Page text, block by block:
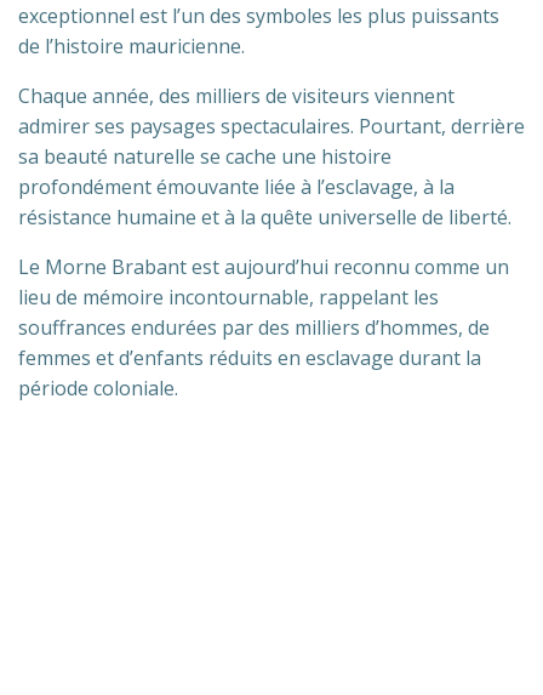
exceptionnel est l’un des symboles les plus puissants
de l’histoire mauricienne.
Chaque année, des milliers de visiteurs viennent
admirer ses paysages spectaculaires. Pourtant, derrière
sa beauté naturelle se cache une histoire
profondément émouvante liée à l’esclavage, à la
résistance humaine et à la quête universelle de liberté.
Le Morne Brabant est aujourd’hui reconnu comme un
lieu de mémoire incontournable, rappelant les
souffrances endurées par des milliers d’hommes, de
femmes et d’enfants réduits en esclavage durant la
période coloniale.